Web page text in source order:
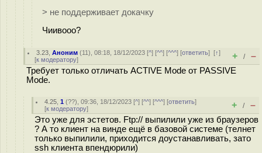
> не поддерживает докачку
Чиивооо?
3.23 ,Аноним (11), 08:18, 18/12/2023 [^] [^^] [^^^] [ответить][↑]
[к модератору] + / –
Требует только отличать ACTIVE Mode от PASSIVE
Mode.
4.25 ,1 (??), 09:36, 18/12/2023 [^] [^^] [^^^] [ответить]
[к модератору] + / –
Это уже для эстетов. Ftp:// выпилили уже из браузеров
? А то клиент на винде ещё в базовой системе (телнет
только выпилили, приходится доустанавливать, зато
ssh клиента впендюрили)